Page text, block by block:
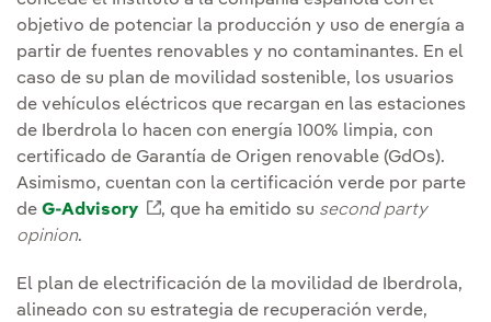
objetivo de potenciar la producción y uso de energía a
partir de fuentes renovables y no contaminantes. En el
caso de su plan de movilidad sostenible, los usuarios
de vehículos eléctricos que recargan en las estaciones
de Iberdrola lo hacen con energía 100% limpia, con
certificado de Garantía de Origen renovable (GdOs).
Asimismo, cuentan con la certificación verde por parte
de G-Advisory Enlace externo, se abre en ventana
, que ha emitido su second party
opinion.
El plan de electrificación de la movilidad de Iberdrola,
alineado con su estrategia de recuperación verde,